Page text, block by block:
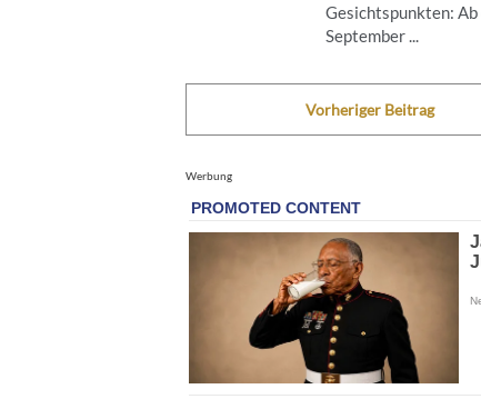
Gesichtspunkten: Ab
September ...
Vorheriger Beitrag
Werbung